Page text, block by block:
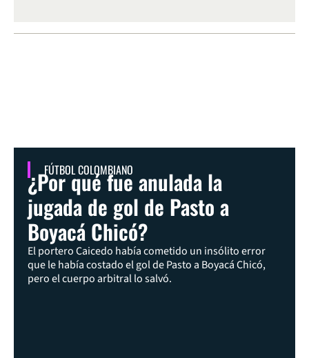
FÚTBOL COLOMBIANO
¿Por qué fue anulada la
jugada de gol de Pasto a
Boyacá Chicó?
El portero Caicedo había cometido un insólito error
que le había costado el gol de Pasto a Boyacá Chicó,
pero el cuerpo arbitral lo salvó.